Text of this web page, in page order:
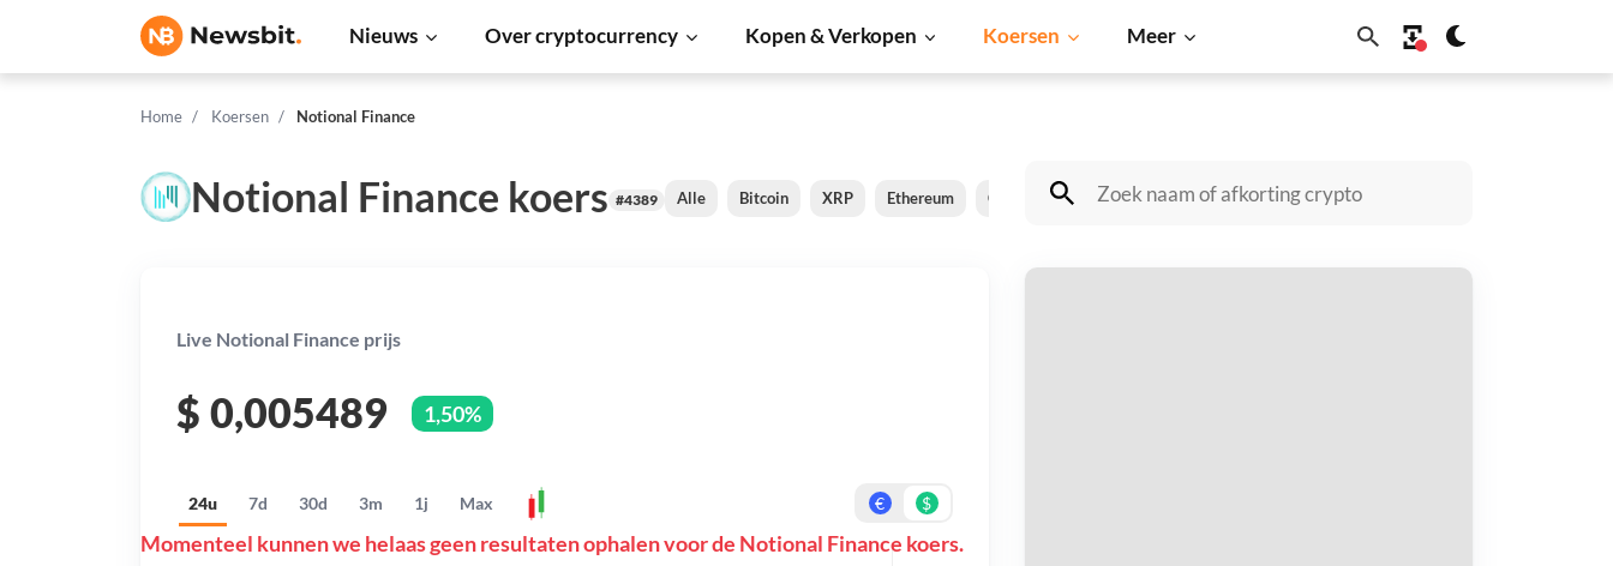
Nieuws Over cryptocurrency Kopen & Verkopen Koersen Meer
Home Koersen Notional Finance
Notional Finance koers #4389 Alle Bitcoin XRP Ethereum Cardano Shiba Inu Dogecoin Solana BNB
Live Notional Finance prijs
$ 0,005489 1,50%
24u 7d 30d 3m 1j Max € $
Momenteel kunnen we helaas geen resultaten ophalen voor de Notional Finance koers.